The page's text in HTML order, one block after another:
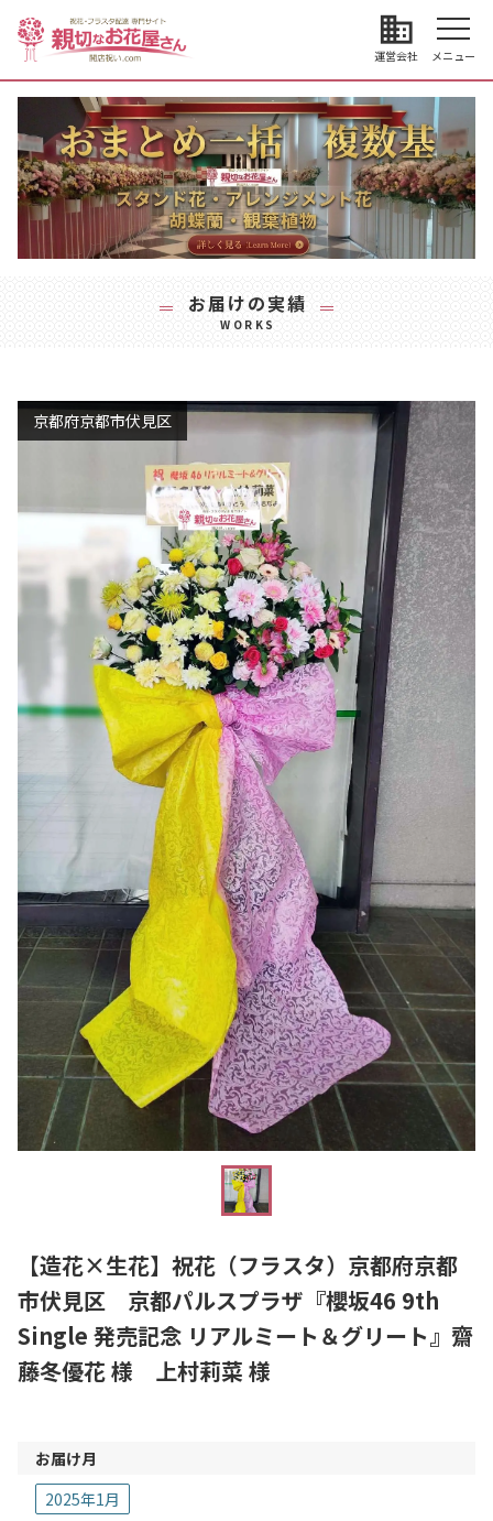
business
運営会社 メニュー
お届けの実績
WORKS
京都府京都市伏見区
【造花×生花】祝花（フラスタ）京都府京都
市伏見区 京都パルスプラザ『櫻坂46 9th
Single 発売記念 リアルミート＆グリート』齋
藤冬優花 様 上村莉菜 様
お届け月
2025年1月